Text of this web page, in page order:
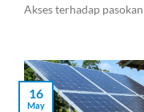
Akses terhadap
16
May